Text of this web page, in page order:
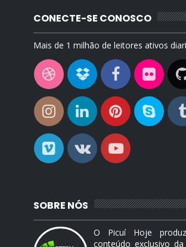
CONECTE-SE CONOSCO
Mais de 1 milhão de leitores ativos
SOBRE NÓS
O Picuí Hoje
conteúdo exclusivo